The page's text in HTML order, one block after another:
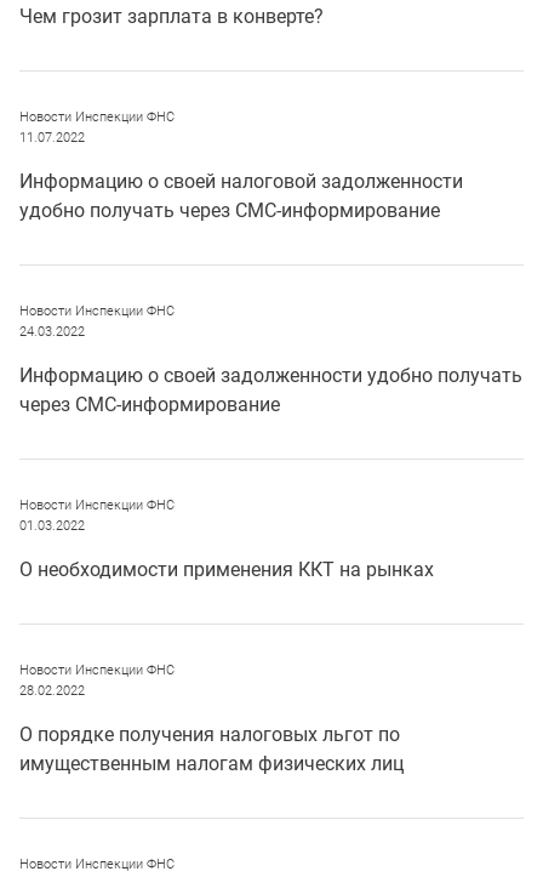
Чем грозит зарплата в конверте?
Новости Инспекции ФНС
11.07.2022
Информацию о своей налоговой задолженности
удобно получать через СМС-информирование
Новости Инспекции ФНС
24.03.2022
Информацию о своей задолженности удобно получать
через СМС-информирование
Новости Инспекции ФНС
01.03.2022
О необходимости применения ККТ на рынках
Новости Инспекции ФНС
28.02.2022
О порядке получения налоговых льгот по
имущественным налогам физических лиц
Новости Инспекции ФНС